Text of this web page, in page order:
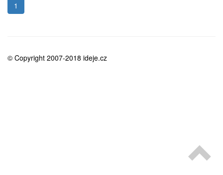
1
© Copyright 2007-2018 ideje.cz